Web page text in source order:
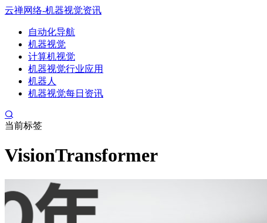
云禅网络-机器视觉资讯
自动化导航
机器视觉
计算机视觉
机器视觉行业应用
机器人
机器视觉每日资讯
当前标签
VisionTransformer